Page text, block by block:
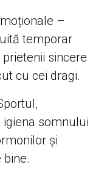
–
temporar
sincere
cu cei dragi.
somnului
și